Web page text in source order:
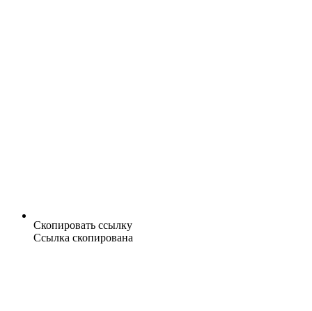
Скопировать ссылку
Ссылка скопирована